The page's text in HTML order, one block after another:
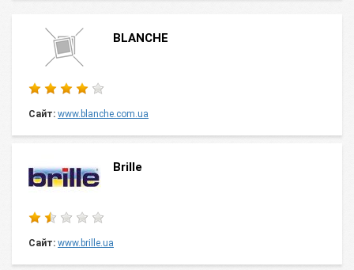
BLANCHE
Сайт: www.blanche.com.ua
Brille
Сайт: www.brille.ua